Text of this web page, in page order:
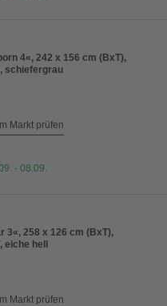
4«, 242 x 156 cm (BxT),
schiefergrau
Markt prüfen
- 08.09.
3«, 258 x 126 cm (BxT),
hell
Markt prüfen